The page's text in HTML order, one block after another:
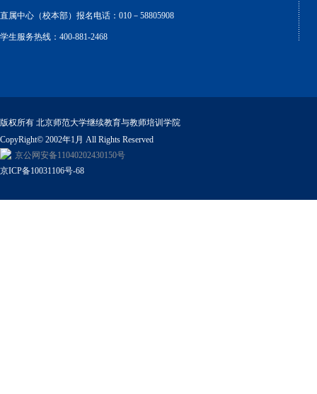
直属中心（校本部）报名电话：010－58805908
学生服务热线：400-881-2468
版权所有 北京师范大学继续教育与教师培训学院
CopyRight© 2002年1月 All Rights Reserved
京公网安备11040202430150号
京ICP备10031106号-68